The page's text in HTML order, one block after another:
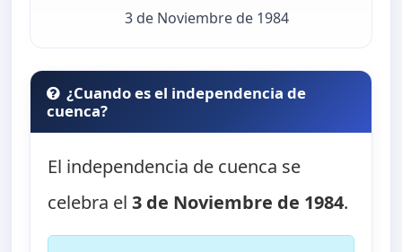
3 de Noviembre de 1984
¿Cuando es el independencia de
cuenca?
El independencia de cuenca se
celebra el3 de Noviembre de 1984.